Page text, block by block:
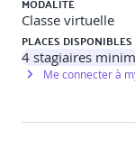
JOUR 02
ACCUEIL
Classe virtuelle
PLACES DISPONIBLES
4 stagiaires
Me connecter à